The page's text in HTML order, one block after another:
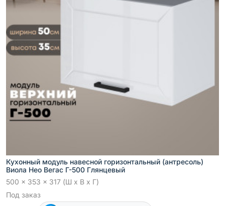
Кухонный модуль навесной горизонтальный (антресоль)
Виола Нео Вегас Г-500 Глянцевый
500 x 353 x 317 (Ш x В x Г)
Под заказ